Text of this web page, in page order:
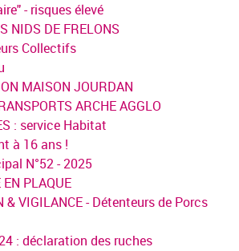
- risques élevé
NIDS DE FRELONS
Collectifs
MAISON JOURDAN
ARCHE AGGLO
: service Habitat
à 16 ans !
N°52 - 2025
PLAQUE
& VIGILANCE - Détenteurs de Porcs
: déclaration des ruches